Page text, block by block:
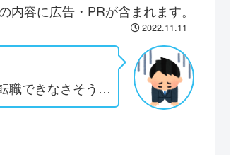
内容に広告・PRが含まれます。
2022.11.11
職できなさそう…